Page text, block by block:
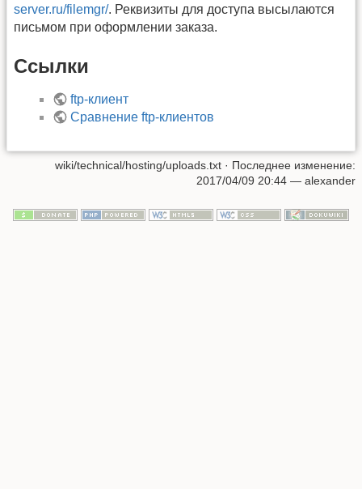
server.ru/filemgr/. Реквизиты для доступа высылаются
письмом при оформлении заказа.
Ссылки
ftp-клиент
Сравнение ftp-клиентов
wiki/technical/hosting/uploads.txt · Последнее изменение:
2017/04/09 20:44 — alexander